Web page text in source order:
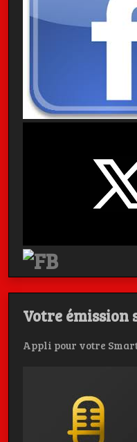
Votre émission
Appli pour votre